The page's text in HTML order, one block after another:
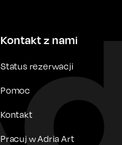
Kontakt z nami
Status rezerwacji
Pomoc
Kontakt
Pracuj w Adria Art